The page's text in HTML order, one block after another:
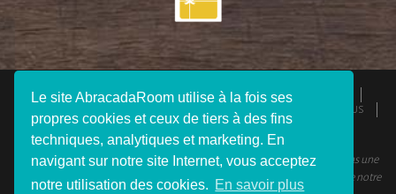
Le site AbracadaRoom utilise à la fois ses
propres cookies et ceux de tiers à des fins
techniques, analytiques et marketing. En
navigant sur notre site Internet, vous acceptez
notre utilisation des cookies. En savoir plus
QUI SOMMES-NOUS ? ESPACE PRESSE
MENTIONS LÉGALES
REJOIGNEZ-NOUS
CONNEXION VOYAGEUR
FAQ CONTACTEZ-NOUS
© 2012 - 2026 AbracadaRoom Tous droits réservés. AbracadaRoom n’est pas une
agence de voyage et ne facture aucun frais de service pour les utilisateurs de notre